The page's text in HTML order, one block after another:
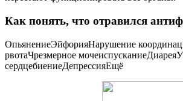
Как понять, что отравился
ОпьянениеЭйфорияНарушение
рвотаЧрезмерное
сердцебиениеДепрессияЕщё